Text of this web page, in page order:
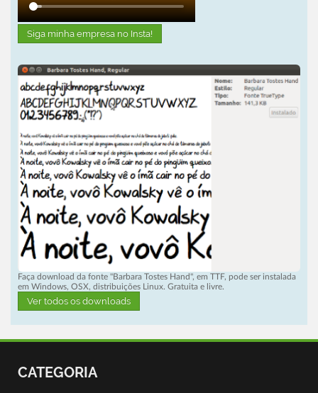
Siga minha empresa no Insta!
Faça download da fonte "Barbara Tostes Hand", em TTF, pode ser instalada
em Windows, OSX, distribuições Linux. Gratuita e livre.
Ver todos os downloads
CATEGORIA